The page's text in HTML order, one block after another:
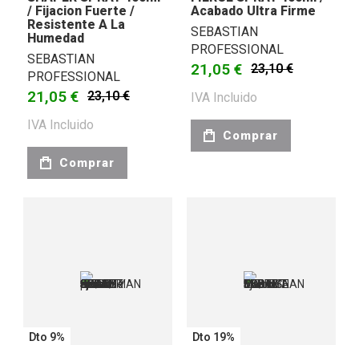
/ Fijacion Fuerte /
Resistente A La
Humedad
SEBASTIAN
PROFESSIONAL
21,05 € 23,10 €
IVA Incluido
Comprar
Acabado Ultra Firme
SEBASTIAN
PROFESSIONAL
21,05 € 23,10 €
IVA Incluido
Comprar
Dto 9% Dto 19%